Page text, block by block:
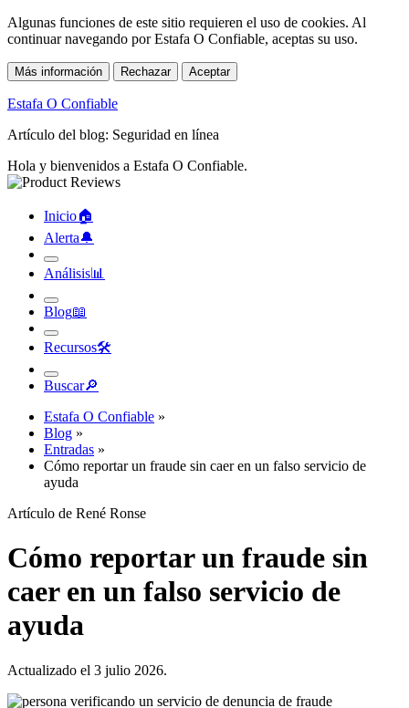
Algunas funciones de este sitio requieren el uso de cookies. Al
continuar navegando por Estafa O Confiable, aceptas su uso.
Más información Rechazar Aceptar
Estafa O Confiable
Artículo del blog: Seguridad en línea
Hola y bienvenidos a Estafa O Confiable.
Inicio🏠︎
Alerta🔔︎
Análisis📊︎
Blog📖︎
Recursos🛠︎
Buscar🔎︎
Estafa O Confiable »
Blog »
Entradas »
Cómo reportar un fraude sin caer en un falso servicio de
ayuda
Artículo de René Ronse
Cómo reportar un fraude sin
caer en un falso servicio de
ayuda
Actualizado el 3 julio 2026.